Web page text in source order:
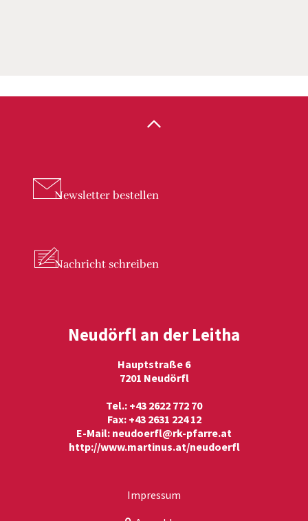
Newsletter bestellen
Nachricht schreiben
Neudörfl an der Leitha
Hauptstraße 6
7201 Neudörfl
Tel.: +43 2622 772 70
Fax: +43 2631 224 12
E-Mail: neudoerfl@rk-pfarre.at
http://www.martinus.at/neudoerfl
Impressum